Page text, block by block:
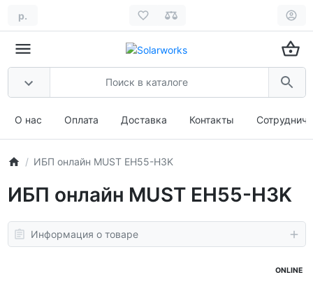
р.
О нас Оплата Доставка Контакты
ИБП онлайн MUST EH55-H3K
ИБП онлайн MUST EH55-H3K
Информация о товаре
ONLINE